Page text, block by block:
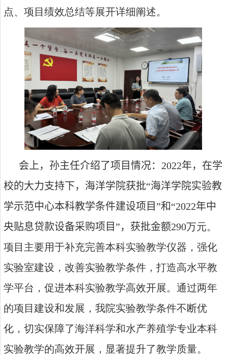
点、项目绩效总结等展开详细阐述。
会上 ， 孙主任介绍了项目情况： 2022年，在学
校的大力支持下，海洋学院获批“海洋学院实验教
学示范中心本科教学条件建设项目”和“2022年中
央贴息贷款设备采购项目”， 获批金额290万元。
项目主要用于补充完善本科实验教学仪器，强化
实验室建设，改善实验教学条件，打造高水平教
学平台，促进本科实验教学高效开展。通过两年
的项目建设和发展，我院实验教学条件不断优
化，切实保障了海洋科学和水产养殖学专业本科
实验教学的高效开展，显著提升了教学质量。